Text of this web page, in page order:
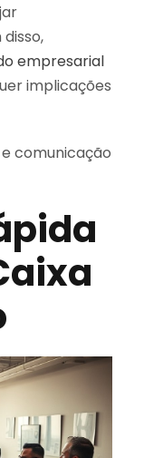
empresarial
implicações
comunicação